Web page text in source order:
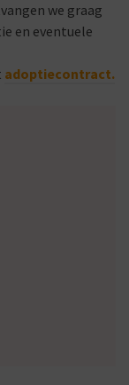
we graag
en eventuele
adoptiecontract.